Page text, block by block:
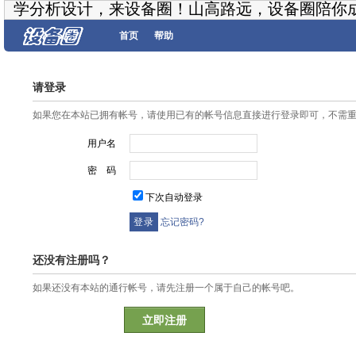
学分析设计，来设备圈！山高路远，设备圈陪你
首页 帮助
请登录
如果您在本站已拥有帐号，请使用已有的帐号信息直接进行登录即可，不需
用户名
密 码
下次自动登录
忘记密码?
还没有注册吗？
如果还没有本站的通行帐号，请先注册一个属于自己的帐号吧。
立即注册